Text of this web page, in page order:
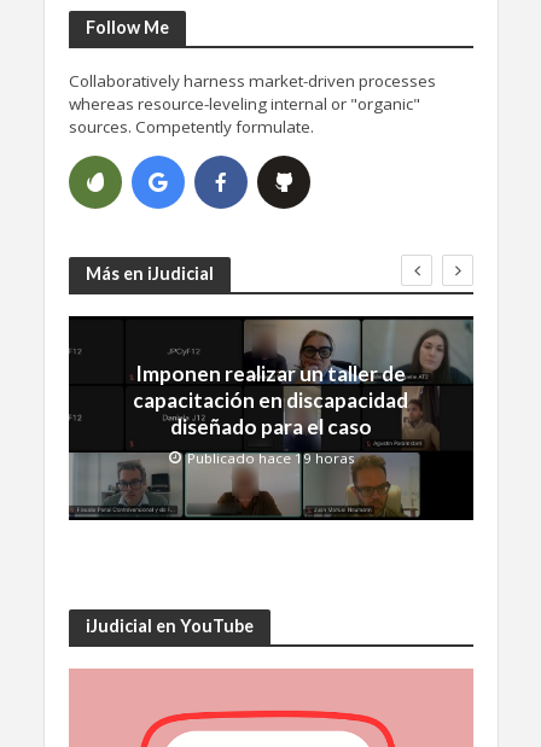
Follow Me
Collaboratively harness market-driven processes
whereas resource-leveling internal or "organic"
sources. Competently formulate.
Más en iJudicial
Imponen realizar un taller de
capacitación en discapacidad
diseñado para el caso
Publicado hace 19 horas
iJudicial en YouTube